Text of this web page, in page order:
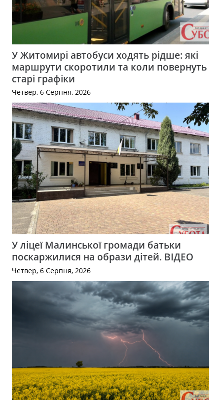
У Житомирі автобуси ходять рідше: які
маршрути скоротили та коли повернуть
старі графіки
Четвер, 6 Серпня, 2026
У ліцеї Малинської громади батьки
поскаржилися на образи дітей. ВІДЕО
Четвер, 6 Серпня, 2026